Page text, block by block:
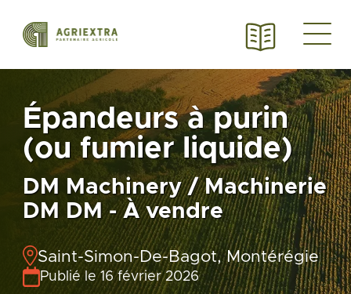
Épandeurs à purin
(ou fumier liquide)
DM Machinery / Machinerie
DM DM - À vendre
Saint-Simon-De-Bagot, Montérégie
Publié le 16 février 2026